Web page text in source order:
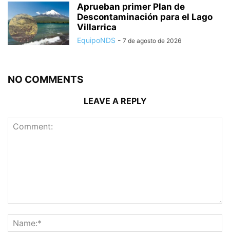
Aprueban primer Plan de
Descontaminación para el Lago
Villarrica
EquipoNDS - 7 de agosto de 2026
NO COMMENTS
LEAVE A REPLY